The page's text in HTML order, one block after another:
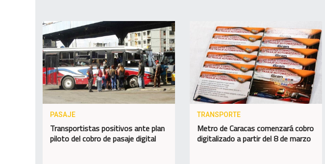
PASAJE
Transportistas positivos ante plan
piloto del cobro de pasaje digital
TRANSPORTE
Metro de Caracas comenzará cobro
digitalizado a partir del 8 de marzo